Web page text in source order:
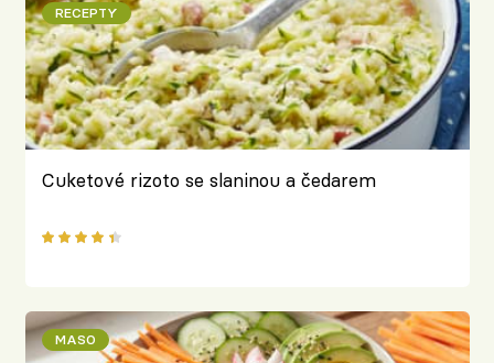
RECEPTY
Cuketové rizoto se slaninou a čedarem
MASO